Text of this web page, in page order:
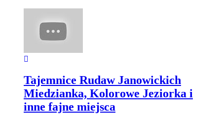
Tajemnice Rudaw Janowickich
Miedzianka, Kolorowe Jeziorka i
inne fajne miejsca